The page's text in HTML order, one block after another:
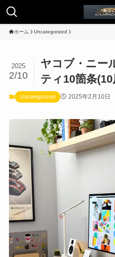
ホーム Uncategorized
ヤコブ・ニー
ティ10箇条
2025
2/10
Uncategorized 2025年2月10日